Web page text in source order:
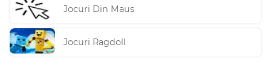
Jocuri Din Maus
Jocuri Ragdoll